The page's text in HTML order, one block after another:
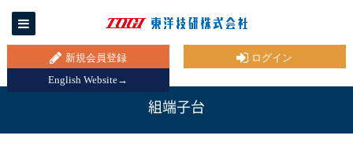
新規会員登録
ログイン
English Website→
組端子台